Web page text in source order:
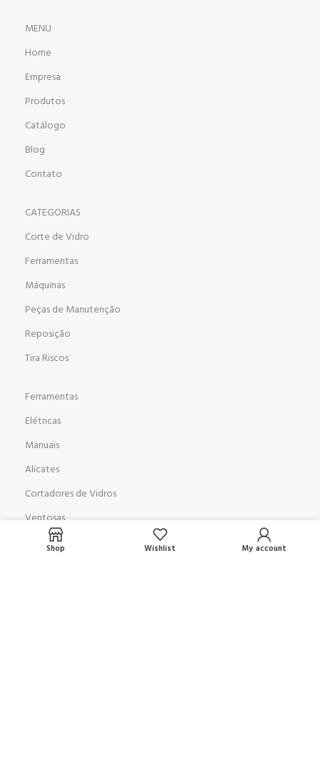
MENU
Home
Empresa
Produtos
Catálogo
Blog
Contato
CATEGORIAS
Corte de Vidro
Ferramentas
Máquinas
Peças de Manutenção
Reposição
Tira Riscos
Ferramentas
Elétricas
Manuais
Alicates
Cortadores de Vidros
Ventosas
Pneumáticas
Shop Wishlist My account